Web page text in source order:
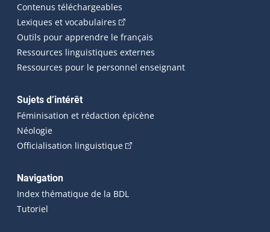
Contenus téléchargeables
Lexiques et vocabulaires (Cet hyperlien externe s'ouvrira
Outils pour apprendre le français
Ressources linguistiques externes
Ressources pour le personnel enseignant
Sujets d’intérêt
Féminisation et rédaction épicène
Néologie
Officialisation linguistique(Cet hyperlien externe s'ouvrira
Navigation
Index thématique de la BDL
Tutoriel